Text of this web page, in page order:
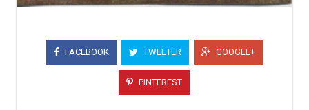
FACEBOOK TWEETER GOOGLE+
PINTEREST